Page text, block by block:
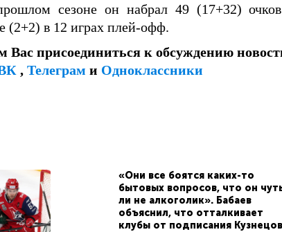
сезоне он набрал 49 (17+32)
(2+2) в 12 играх плей-офф.
Вас присоединиться к обсуждению
, Телеграм и Одноклассники
«Они все боятся каких-то
бытовых вопросов, что он
ли не алкоголик». Бабаев
объяснил, что отталкивает
клубы от подписания